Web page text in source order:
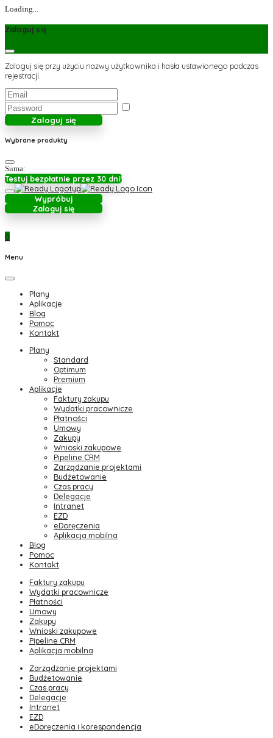
Loading...
Zaloguj się
Zaloguj się przy użyciu nazwy użytkownika i hasła ustawionego podczas
rejestracji.
Zaloguj się
Wybrane produkty
Suma:
Testuj bezpłatnie przez 30 dni!
Wypróbuj
Zaloguj się
0
Menu
Plany
Aplikacje
Blog
Pomoc
Kontakt
Plany
Standard
Optimum
Premium
Aplikacje
Faktury zakupu
Wydatki pracownicze
Płatności
Umowy
Zakupy
Wnioski zakupowe
Pipeline CRM
Zarządzanie projektami
Budżetowanie
Czas pracy
Delegacje
Intranet
EZD
eDoręczenia
Aplikacja mobilna
Blog
Pomoc
Kontakt
Faktury zakupu
Wydatki pracownicze
Płatności
Umowy
Zakupy
Wnioski zakupowe
Pipeline CRM
Aplikacja mobilna
Zarządzanie projektami
Budżetowanie
Czas pracy
Delegacje
Intranet
EZD
eDoręczenia i korespondencja